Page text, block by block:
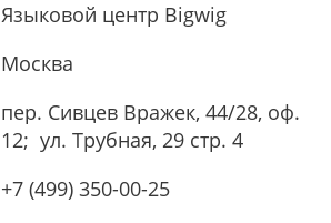
Языковой центр Bigwig
Москва
пер. Сивцев Вражек, 44/28, оф.
12; ул. Трубная, 29 стр. 4
+7 (499) 350-00-25